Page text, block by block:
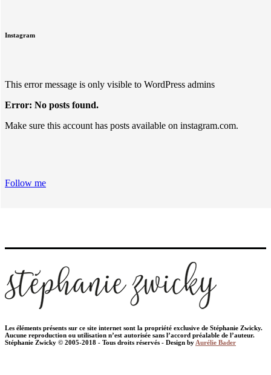
Instagram
This error message is only visible to WordPress admins
Error: No posts found.
Make sure this account has posts available on instagram.com.
Follow me
Les éléments présents sur ce site internet sont la propriété exclusive de Stéphanie Zwicky.
Aucune reproduction ou utilisation n’est autorisée sans l’accord préalable de l’auteur.
Stéphanie Zwicky © 2005-2018 - Tous droits réservés - Design byAurélie Bader